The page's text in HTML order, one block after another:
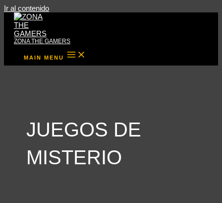
Ir al contenido
ZONA THE GAMERS
MAIN MENU
JUEGOS DE
MISTERIO